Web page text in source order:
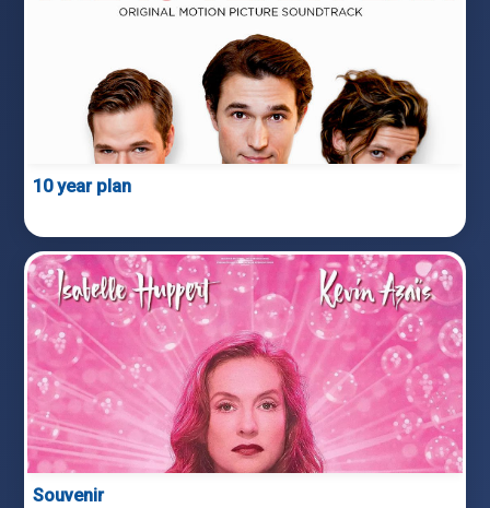
10 year plan
Souvenir